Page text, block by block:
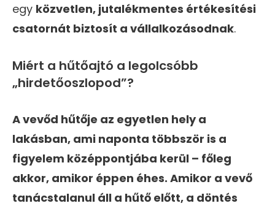
egy közvetlen, jutalékmentes értékesítési
csatornát biztosít a vállalkozásodnak.
Miért a hűtőajtó a legolcsóbb
„hirdetőoszlopod”?
A vevőd hűtője az egyetlen hely a
lakásban, ami naponta többször is a
figyelem középpontjába kerül – főleg
akkor, amikor éppen éhes. Amikor a vevő
tanácstalanul áll a hűtő előtt, a döntés